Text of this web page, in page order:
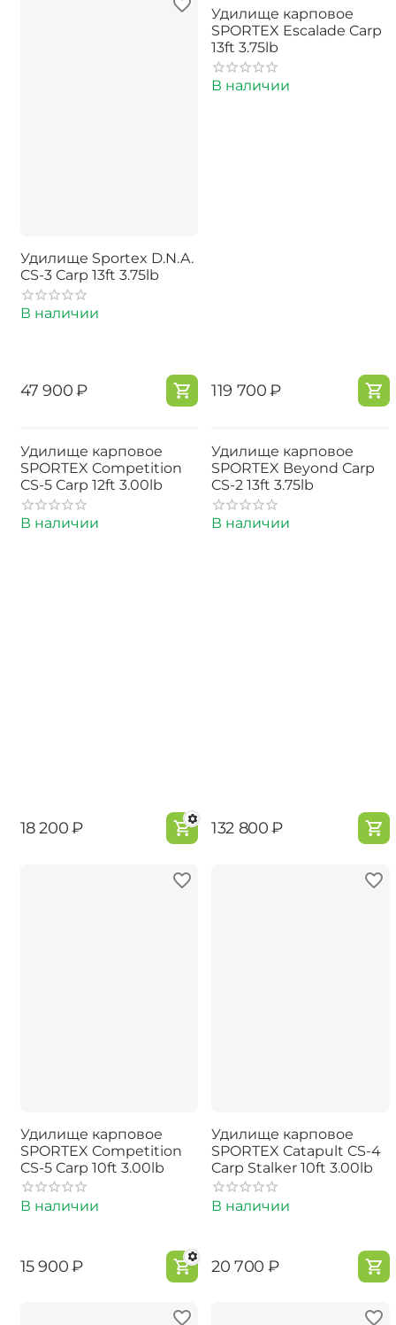
Удилище Sportex D.N.A.
CS-3 Carp 13ft 3.75lb
В наличии
‍47 900‍₽
Удилище карповое
SPORTEX Escalade Carp
13ft 3.75lb
В наличии
‍119 700‍ ₽
Удилище карповое
SPORTEX Competition
CS-5 Carp 12ft 3.00lb
В наличии
‍18 200‍₽
Удилище карповое
SPORTEX Beyond Carp
CS-2 13ft 3.75lb
В наличии
‍132 800‍ ₽
Удилище карповое
SPORTEX Competition
CS-5 Carp 10ft 3.00lb
В наличии
‍15 900‍₽
Удилище карповое
SPORTEX Catapult CS-4
Carp Stalker 10ft 3.00lb
В наличии
‍20 700‍ ₽